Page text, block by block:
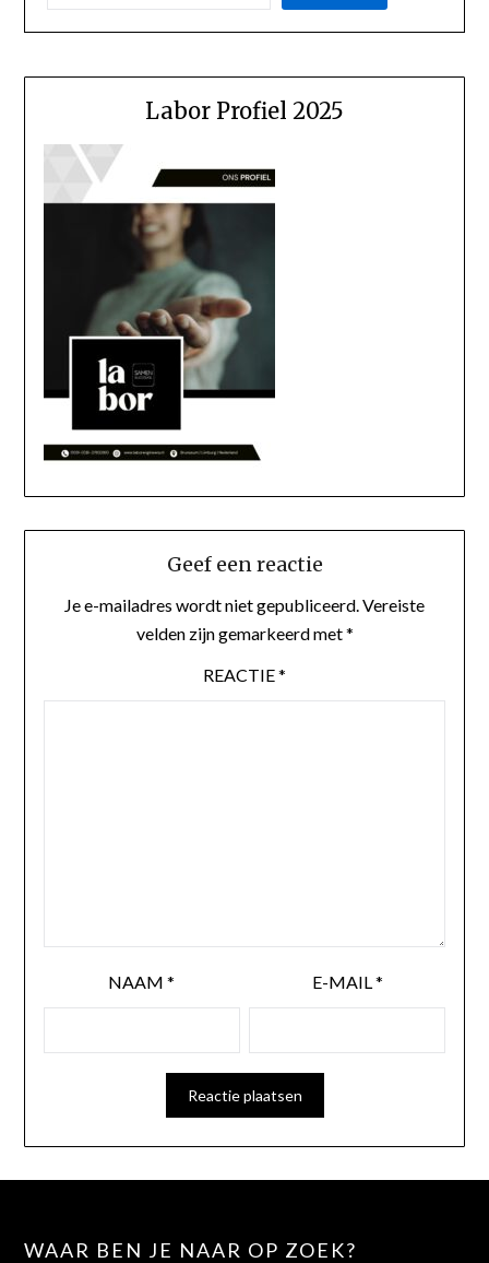
Labor Profiel 2025
Geef een reactie
Je e-mailadres wordt niet gepubliceerd. Vereiste
velden zijn gemarkeerd met*
REACTIE*
NAAM* E-MAIL *
WAAR BEN JE NAAR OP ZOEK?